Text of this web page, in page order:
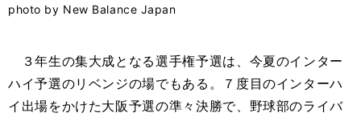
photo by New Balance Japan
３年生の集大成となる選手権予選は、今夏のインター
ハイ予選のリベンジの場でもある。７度目のインターハ
イ出場をかけた大阪予選の準々決勝で、野球部のライバ